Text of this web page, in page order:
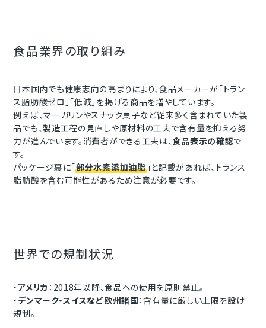
食品業界の取り組み
日本国内でも健康志向の高まりにより、食品メーカーが「トラン
ス脂肪酸ゼロ」「低減」を掲げる商品を増やしています。
例えば、マーガリンやスナック菓子など従来多く含まれていた製
品でも、製造工程の見直しや原材料の工夫で含有量を抑える努
力が進んでいます。消費者ができる工夫は、食品表示の確認で
す。
パッケージ裏に「部分水素添加油脂」と記載があれば、トランス
脂肪酸を含む可能性があるため注意が必要です。
世界での規制状況
・アメリカ ：2018年以降、食品への使用を原則禁止。
・デンマーク・スイスなど欧州諸国 ：含有量に厳しい上限を設け
規制。